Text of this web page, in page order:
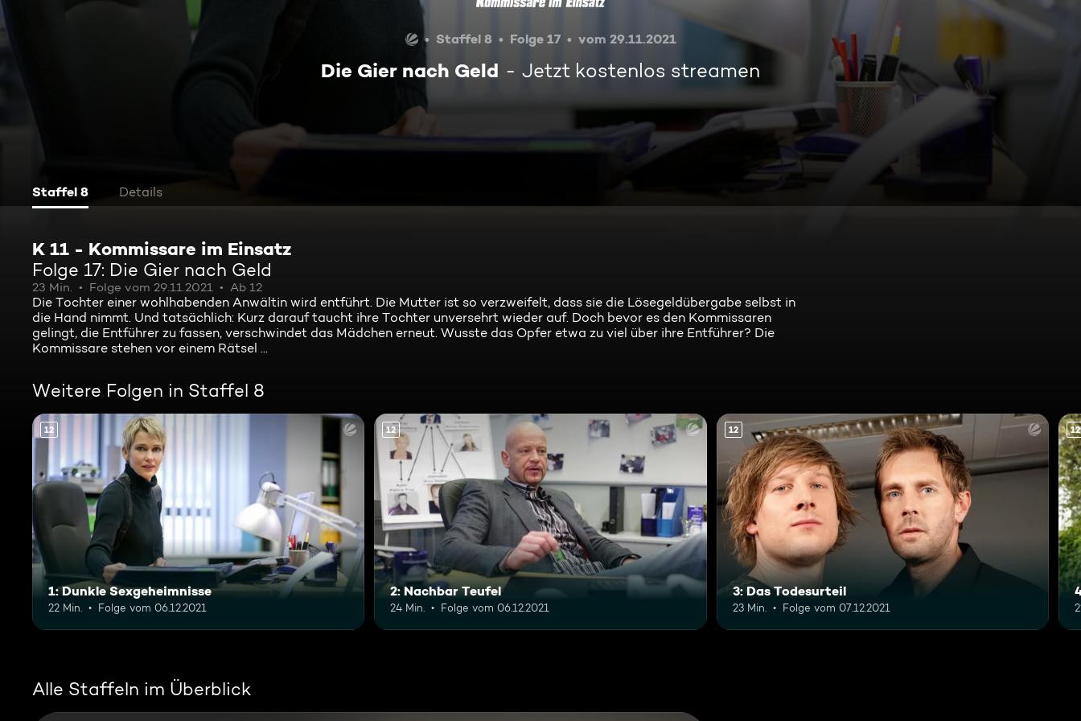
Staffel 8 Folge 17 vom 29.11.2021
Die Gier nach Geld Jetzt kostenlos streamen
Staffel 8 Details
K 11 - Kommissare im Einsatz
Folge 17: Die Gier nach Geld
23 Min. Folge vom 29.11.2021 Ab 12
Die Tochter einer wohlhabenden Anwältin wird entführt. Die Mutter ist so verzweifelt, dass sie die Lösegeldübergabe selbst in
die Hand nimmt. Und tatsächlich: Kurz darauf taucht ihre Tochter unversehrt wieder auf. Doch bevor es den Kommissaren
gelingt, die Entführer zu fassen, verschwindet das Mädchen erneut. Wusste das Opfer etwa zu viel über ihre Entführer? Die
Kommissare stehen vor einem Rätsel ...
Weitere Folgen in Staffel 8
12
1: Dunkle Sexgeheimnisse
22 Min. Folge vom 06.12.2021
12
2: Nachbar Teufel
24 Min. Folge vom 06.12.2021
12
3: Das Todesurteil
23 Min. Folge vom 07.12.2021
12
Alle Staffeln im Überblick